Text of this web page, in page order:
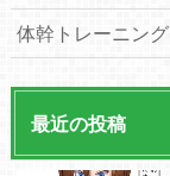
体幹トレーニング
最近の投稿